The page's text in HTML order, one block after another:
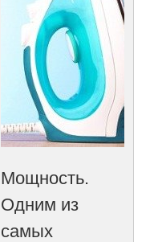
Мощность.
Одним из
самых